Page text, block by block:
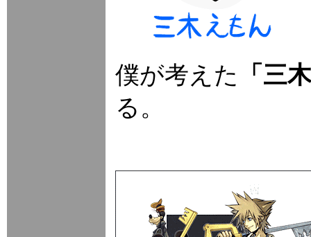
僕が考えた
「三
る。